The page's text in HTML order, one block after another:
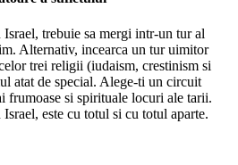
trebuie sa mergi intr-un tur al
Alternativ, incearca un tur uimitor
trei religii (iudaism, crestinism si
atat de special. Alege-ti un circuit
frumoase si spirituale locuri ale tarii.
este cu totul si cu totul aparte.